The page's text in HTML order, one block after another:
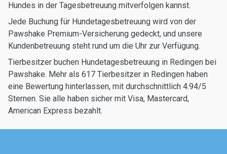
Hundes in der Tagesbetreuung mitverfolgen kannst.
Jede Buchung für Hundetagesbetreuung wird von der
Pawshake Premium-Versicherung gedeckt, und unsere
Kundenbetreuung steht rund um die Uhr zur Verfügung.
Tierbesitzer buchen Hundetagesbetreuung in Redingen bei
Pawshake. Mehr als 617 Tierbesitzer in Redingen haben
eine Bewertung hinterlassen, mit durchschnittlich 4.94/5
Sternen. Sie alle haben sicher mit Visa, Mastercard,
American Express bezahlt.